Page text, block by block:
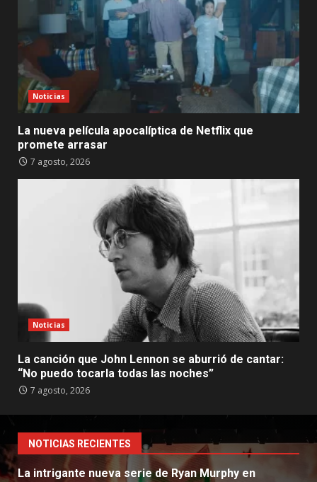
Noticias
La nueva película apocalíptica de Netflix que
promete arrasar
7 agosto, 2026
Noticias
La canción que John Lennon se aburrió de cantar:
“No puedo tocarla todas las noches”
7 agosto, 2026
NOTICIAS RECIENTES
La intrigante nueva serie de Ryan Murphy en